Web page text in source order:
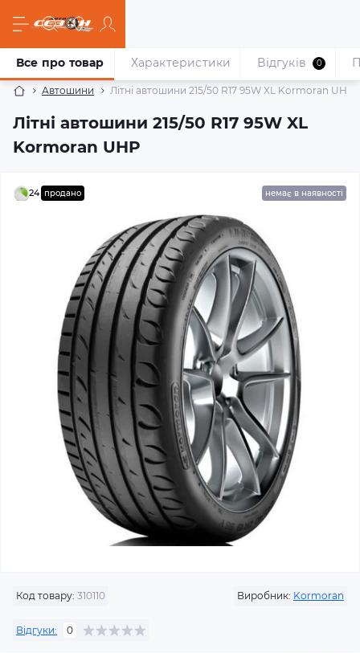
Автошини Літні автошини 215/50 R17 95W XL Kormoran UHP
Літні автошини 215/50 R17 95W XL
Kormoran UHP
Все про товар Характеристики Відгуків 0
24 продано немає в наявності
Код товару: 310110 Виробник: Kormoran
Відгуки: 0